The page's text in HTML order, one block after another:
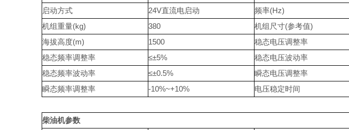
启动方式
24V直流电启动 频率(Hz)
机组重量(kg)
380 机组尺寸(参考值)
海拔高度(m)
1500 稳态电压调整率
稳态频率调整率
≤±5% 稳态电压波动率
稳态频率波动率
≤±0.5% 瞬态电压调整率
瞬态频率调整率
-10%~+10% 电压稳定时间
柴油机参数